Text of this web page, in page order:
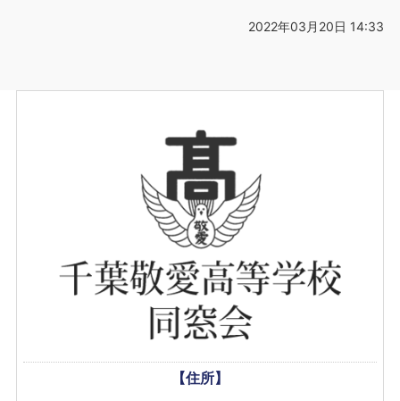
2022年03月20日 14:33
【住所】